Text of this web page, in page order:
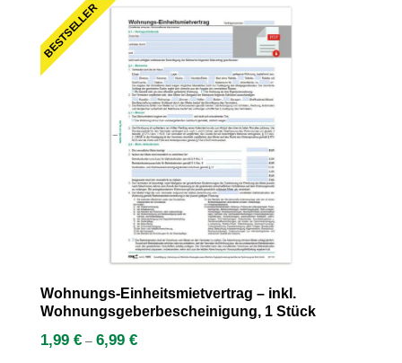
Wohnungs-Einheitsmietvertrag – inkl.
Wohnungsgeberbescheinigung, 1 Stück
1,99 €– 6,99 €
BESTSELLER